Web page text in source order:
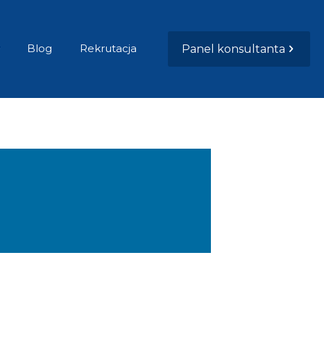
Blog Rekrutacja Panel konsultanta